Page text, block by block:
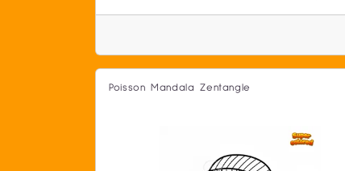
Poisson Mandala Zentangle